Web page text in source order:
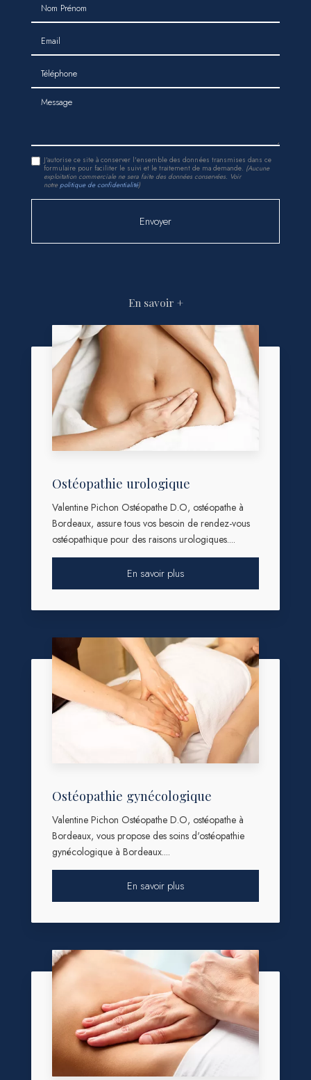
Email
Téléphone
Message
J'autorise ce site à conserver l'ensemble des données transmises dans ce
formulaire pour faciliter le suivi et le traitement de ma demande. (Aucune
exploitation commerciale ne sera faite des données conservées. Voir
notrepolitique de confidentialité)
En savoir +
Ostéopathie urologique
Valentine Pichon Ostéopathe D.O, ostéopathe à
Bordeaux, assure tous vos besoin de rendez-vous
ostéopathique pour des raisons urologiques....
En savoir plus
Ostéopathie gynécologique
Valentine Pichon Ostéopathe D.O, ostéopathe à
Bordeaux, vous propose des soins d'ostéopathie
gynécologique à Bordeaux....
En savoir plus